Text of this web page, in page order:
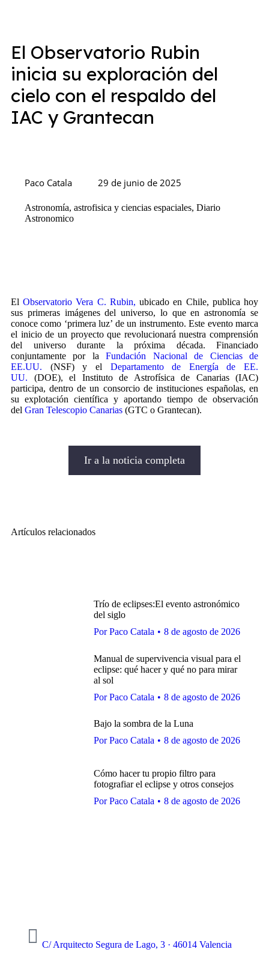
El Observatorio Rubin
inicia su exploración del
cielo con el respaldo del
IAC y Grantecan
Paco Catala 29 de junio de 2025
Astronomía, astrofisica y ciencias espaciales, Diario
Astronomico
ElObservatorio Vera C. Rubin, ubicado en Chile, publica hoy
sus primeras imágenes del universo, lo que en astronomía se
conoce como ‘primera luz’ de un instrumento. Este evento marca
el inicio de un proyecto que revolucionará nuestra comprensión
del universo durante la próxima década. Financiado
conjuntamente por laFundación Nacional de Ciencias de
EE.UU. (NSF) y el Departamento de Energía de EE.
UU. (DOE), el Instituto de Astrofísica de Canarias (IAC)
participa, dentro de un consorcio de instituciones españolas, en
su explotación científica y aportando tiempo de observación
del Gran Telescopio Canarias (GTC o Grantecan).
Ir a la noticia completa
Artículos relacionados
Trío de eclipses:El evento astronómico
del siglo
PorPaco Catala 8 de agosto de 2026
Manual de supervivencia visual para el
eclipse: qué hacer y qué no para mirar
al sol
PorPaco Catala 8 de agosto de 2026
Bajo la sombra de la Luna
PorPaco Catala 8 de agosto de 2026
Cómo hacer tu propio filtro para
fotografiar el eclipse y otros consejos
PorPaco Catala 8 de agosto de 2026
C/ Arquitecto Segura de Lago, 3 · 46014 Valencia